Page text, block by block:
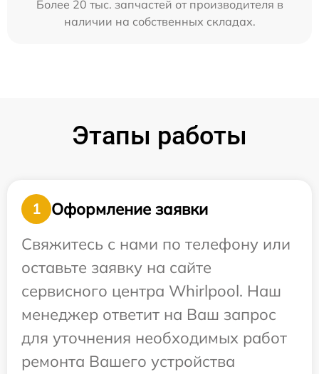
Более 20 тыс. запчастей от производителя в
наличии на собственных складах.
Этапы работы
1
Оформление заявки
Свяжитесь с нами по телефону или
оставьте заявку на сайте
сервисного центра Whirlpool. Наш
менеджер ответит на Ваш запрос
для уточнения необходимых работ
ремонта Вашего устройства